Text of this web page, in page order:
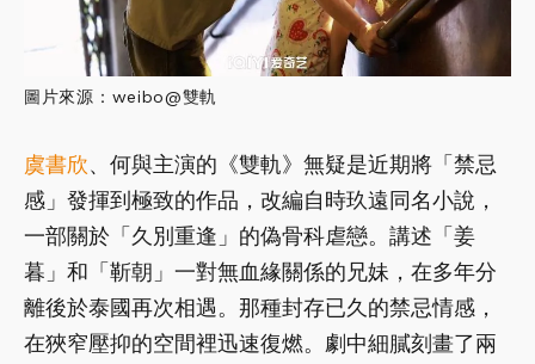
圖片來源：weibo@雙軌
虞書欣、何與主演的《雙軌》無疑是近期將「禁忌
感」發揮到極致的作品，改編自時玖遠同名小說，
一部關於「久別重逢」的偽骨科虐戀。講述「姜
暮」和「靳朝」一對無血緣關係的兄妹，在多年分
離後於泰國再次相遇。那種封存已久的禁忌情感，
在狹窄壓抑的空間裡迅速復燃。劇中細膩刻畫了兩